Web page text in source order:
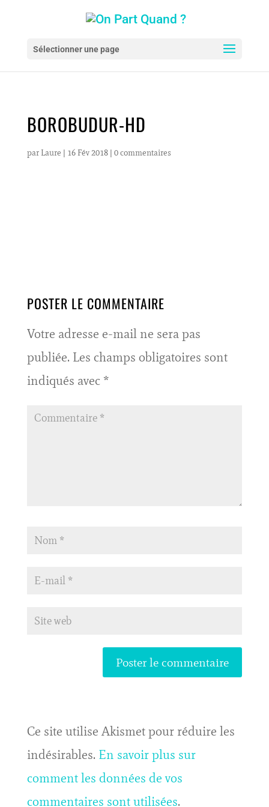
Sélectionner une page
BOROBUDUR-HD
par Laure | 16 Fév 2018| 0 commentaires
POSTER LE COMMENTAIRE
Votre adresse e-mail ne sera pas
publiée. Les champs obligatoires sont
indiqués avec *
Ce site utilise Akismet pour réduire les
indésirables. En savoir plus sur
comment les données de vos
commentaires sont utilisées.